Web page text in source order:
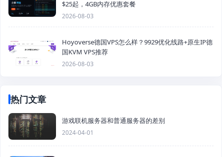
$25起，4GB内存优惠套餐
2026-08-03
Hoyoverse德国VPS怎么样？9929优化线路+原生IP德
国KVM VPS推荐
2026-08-03
热门文章
游戏联机服务器和普通服务器的差别
2024-04-01